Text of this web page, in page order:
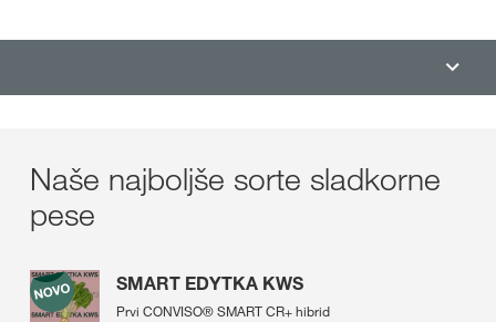
Naše najboljše sorte sladkorne
pese
SMART EDYTKA KWS
Prvi CONVISO® SMART CR+ hibrid